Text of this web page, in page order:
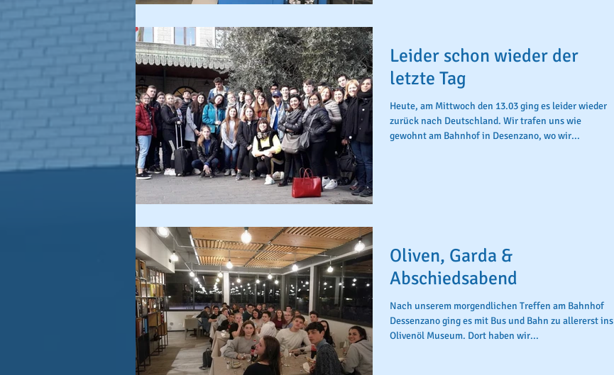
Leider schon wieder der
letzte Tag
Heute, am Mittwoch den 13.03 ging es leider wieder
zurück nach Deutschland. Wir trafen uns wie
gewohnt am Bahnhof in Desenzano, wo wir...
Oliven, Garda &
Abschiedsabend
Nach unserem morgendlichen Treffen am Bahnhof
Dessenzano ging es mit Bus und Bahn zu allererst ins
Olivenöl Museum. Dort haben wir...